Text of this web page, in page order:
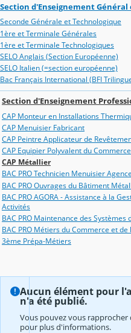
Section d'Enseignement
Seconde Générale et Technologique
1ère et Terminale Générales
1ère et Terminale Technologiques
SELO Anglais (Section Européenne)
SELO Italien (=section européenne)
Bac Français International (BFI
Section d'Enseignement
CAP Monteur en Installations
CAP Menuisier Fabricant
CAP Peintre Applicateur de
CAP Equipier Polyvalent du Commerce
CAP Métallier
BAC PRO Technicien Menuisier
BAC PRO Ouvrages du Bâtiment
BAC PRO AGORA - Assistance à la
Activités
BAC PRO Maintenance des
BAC PRO Métiers du Commerce et de
3ème Prépa-Métiers
Aucun élément pour
n'a été publié.
Vous pouvez vous
pour plus d'informations.